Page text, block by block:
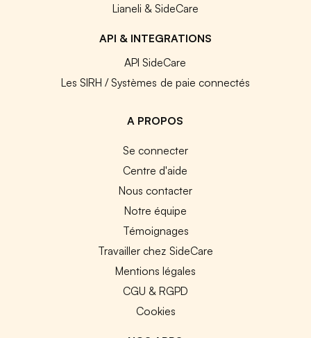
Lianeli & SideCare
API & INTEGRATIONS
API SideCare
Les SIRH / Systèmes de paie connectés
A PROPOS
Se connecter
Centre d'aide
Nous contacter
Notre équipe
Témoignages
Travailler chez SideCare
Mentions légales
CGU & RGPD
Cookies